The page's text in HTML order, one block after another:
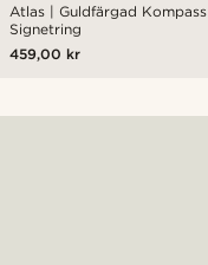
Atlas | Guldfärgad Kompass
Signetring
459,00 kr